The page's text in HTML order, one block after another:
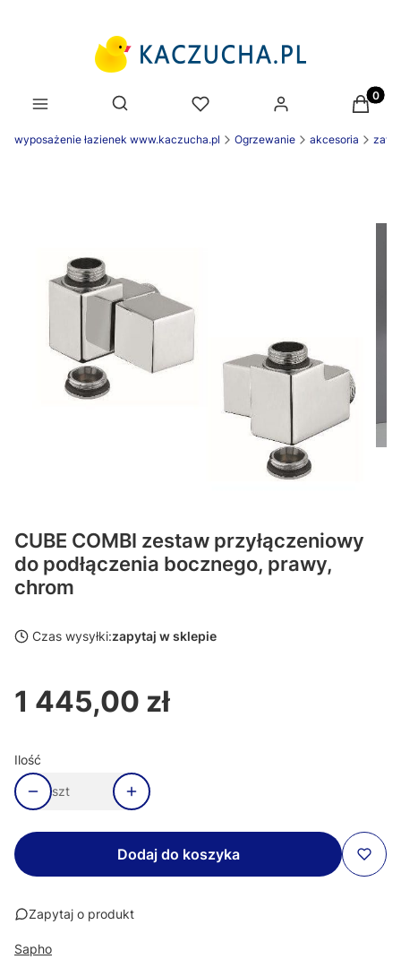
Otwórz wyszukiwarkę
wyposażenie łazienek www.kaczucha.pl Ogrzewanie akcesoria
CUBE COMBI zestaw przyłączeniowy
do podłączenia bocznego, prawy,
chrom
Czas wysyłki:zapytaj w sklepie
Cena
1 445,00 zł
Ilość
szt
Dodaj do koszyka
Zapytaj o produkt
Sapho